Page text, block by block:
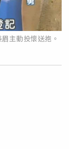
主動投懷送抱。